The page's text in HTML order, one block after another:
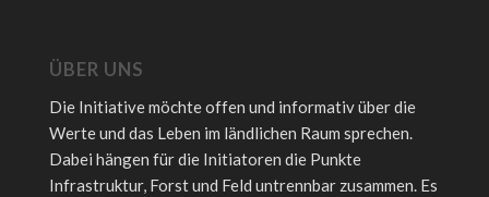
ÜBER UNS
Die Initiative möchte offen und informativ über die
Werte und das Leben im ländlichen Raum sprechen.
Dabei hängen für die Initiatoren die Punkte
Infrastruktur, Forst und Feld untrennbar zusammen. Es